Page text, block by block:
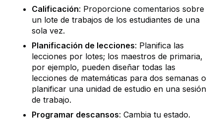
Calificación: Proporcione comentarios sobre
un lote de trabajos de los estudiantes de una
sola vez.
Planificación de lecciones: Planifica las
lecciones por lotes; los maestros de primaria,
por ejemplo, pueden diseñar todas las
lecciones de matemáticas para dos semanas o
planificar una unidad de estudio en una sesión
de trabajo.
Programar descansos: Cambia tu estado.